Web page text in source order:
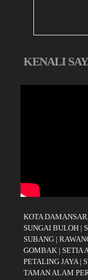
KENALI
KOTA
SUNGAI BULOH |
SUBANG |
GOMBAK | SETIA
PETALING JAYA|
TAMAN ALAM